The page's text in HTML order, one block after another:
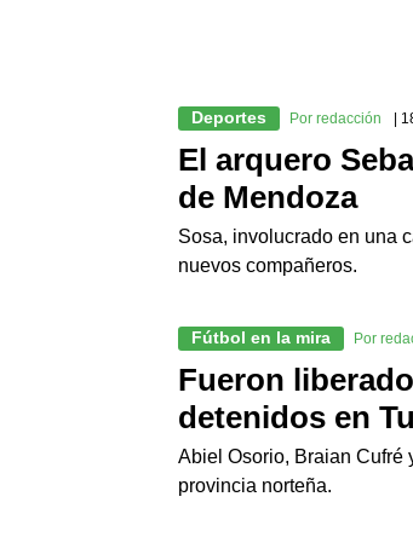
Deportes Por redacción |
El arquero
de Mendoza
Sosa, involucrado en una
nuevos compañeros.
Fútbol en la mira Por
Fueron
detenidos en
Abiel Osorio, Braian Cufré
provincia norteña.